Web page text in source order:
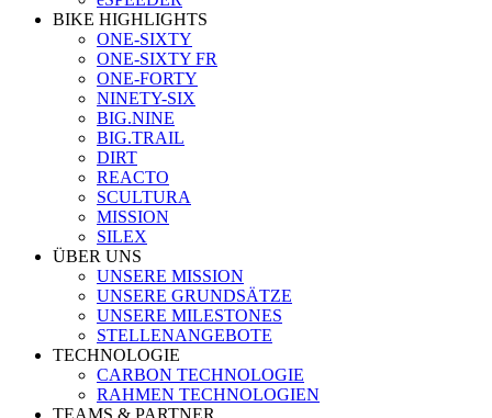
BIKE HIGHLIGHTS
ONE-SIXTY
ONE-SIXTY FR
ONE-FORTY
NINETY-SIX
BIG.NINE
BIG.TRAIL
DIRT
REACTO
SCULTURA
MISSION
SILEX
ÜBER UNS
UNSERE MISSION
UNSERE GRUNDSÄTZE
UNSERE MILESTONES
STELLENANGEBOTE
TECHNOLOGIE
CARBON TECHNOLOGIE
RAHMEN TECHNOLOGIEN
TEAMS & PARTNER